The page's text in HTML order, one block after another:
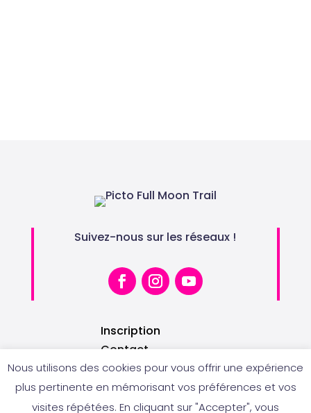
Suivez-nous sur les réseaux !
Inscription
Contact
Règlement
Devenir bénévole
Partenaires
Nous utilisons des cookies pour vous offrir une expérience
plus pertinente en mémorisant vos préférences et vos
visites répétées. En cliquant sur "Accepter", vous